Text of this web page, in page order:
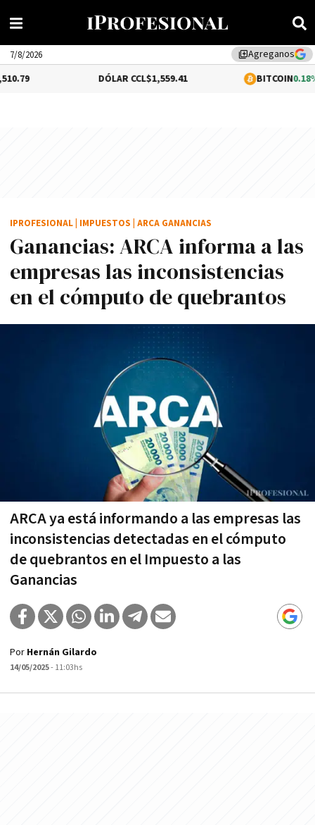
library_addAgreganos
7/8/2026
$1,559.41 0.18%$64,658.68
Ganancias: ARCA informa a las
empresas las inconsistencias
en el cómputo de quebrantos
ARCA ya está informando a las empresas las
inconsistencias detectadas en el cómputo
de quebrantos en el Impuesto a las
Ganancias
IPROFESIONAL IMPUESTOS ARCA GANANCIAS
Por Hernán Gilardo
14/05/2025- 11:03hs